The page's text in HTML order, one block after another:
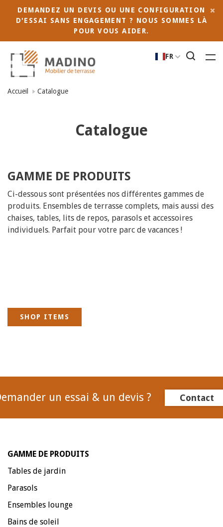
DEMANDEZ UN DEVIS OU UNE CONFIGURATION
D'ESSAI SANS ENGAGEMENT ? NOUS SOMMES LÀ
POUR VOUS AIDER.
FR
Accueil Catalogue
Catalogue
GAMME DE PRODUITS
Ci-dessous sont présentées nos différentes gammes de
produits. Ensembles de terrasse complets, mais aussi des
chaises, tables, lits de repos, parasols et accessoires
individuels. Parfait pour votre parc de vacances !
SHOP ITEMS
un essai & un devis ? Contact
GAMME DE PRODUITS
Tables de jardin
Parasols
Ensembles lounge
Bains de soleil